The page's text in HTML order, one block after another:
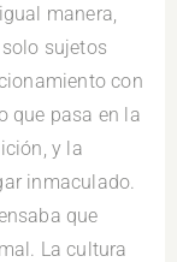
manera,
sujetos
con
que pasa en la
y la
inmaculado.
que
La cultura